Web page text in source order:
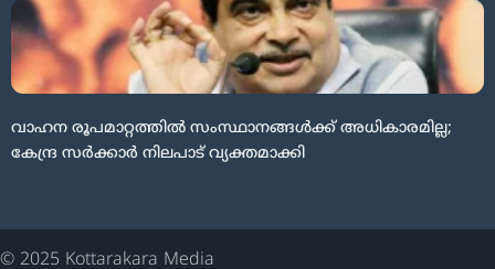
വാഹന രൂപമാറ്റത്തിൽ സംസ്ഥാനങ്ങൾക്ക് അധികാരമില്ല;
കേന്ദ്ര സർക്കാർ നിലപാട് വ്യക്തമാക്കി
© 2025 Kottarakara Media